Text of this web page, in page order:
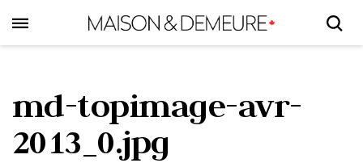
to
main
md-topimage-avr-
2013_0.jpg